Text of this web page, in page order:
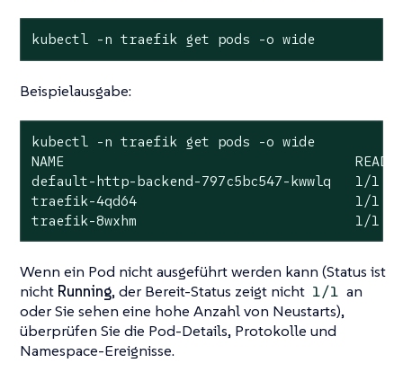
kubectl -n traefik get pods -o wide
Beispielausgabe:
kubectl -n traefik get pods -o wide
NAME                                    READY
default-http-backend-797c5bc547-kwwlq
traefik-4qd64                           1/1
traefik-8wxhm                           1/1
Wenn ein Pod nicht ausgeführt werden kann (Status ist
nicht Running, der Bereit-Status zeigt nicht 1/1 an
oder Sie sehen eine hohe Anzahl von Neustarts),
überprüfen Sie die Pod-Details, Protokolle und
Namespace-Ereignisse.